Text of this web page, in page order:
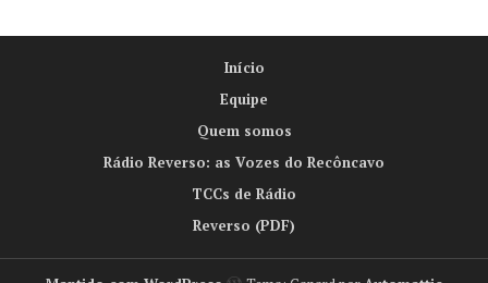
Início
Equipe
Quem somos
Rádio Reverso: as Vozes do Recôncavo
TCCs de Rádio
Reverso (PDF)